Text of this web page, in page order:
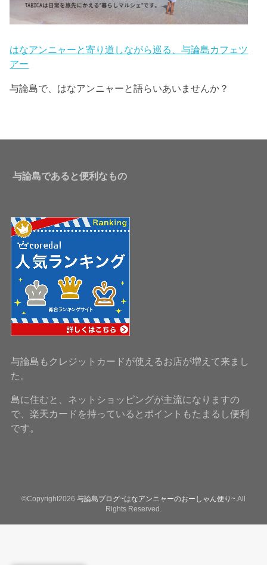
はなアンニャーと寄り道しながら巡る、与論島カフェツ
アー
与論島で、はなアンニャーと語らいあいませんか？
与論島であると便利なもの
与論島もクレジットカードが使えるお店が増えて来まし
た。
島に住むと、ネットショッピングが主流になりますの
で、楽天カードを持っているとポイントもたまるし便利
です。
©Copyright2026 与論島ブログ~はなアンニャーのおーしゃん便り~ .All
Rights Reserved.